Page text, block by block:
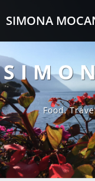
SIMONA
Food,